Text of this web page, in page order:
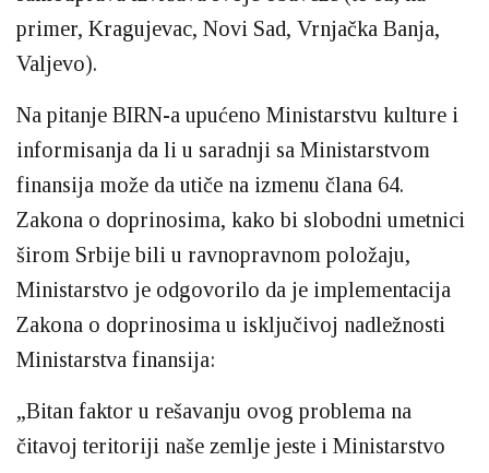
primer, Kragujevac, Novi Sad, Vrnjačka Banja,
Valjevo).
Na pitanje BIRN-a upućeno Ministarstvu kulture i
informisanja da li u saradnji sa Ministarstvom
finansija može da utiče na izmenu člana 64.
Zakona o doprinosima, kako bi slobodni umetnici
širom Srbije bili u ravnopravnom položaju,
Ministarstvo je odgovorilo da je implementacija
Zakona o doprinosima u isključivoj nadležnosti
Ministarstva finansija:
„Bitan faktor u rešavanju ovog problema na
čitavoj teritoriji naše zemlje jeste i Ministarstvo